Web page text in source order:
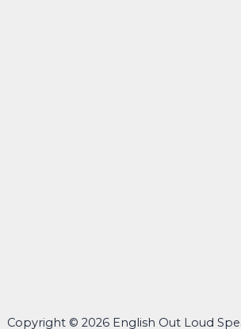
Copyright © 2026 English Out Loud